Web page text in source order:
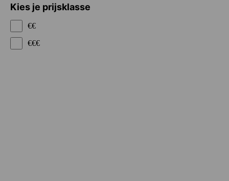
Kies je prijsklasse
€€
€€€